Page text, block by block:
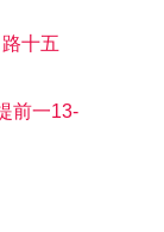
十五
前一13-